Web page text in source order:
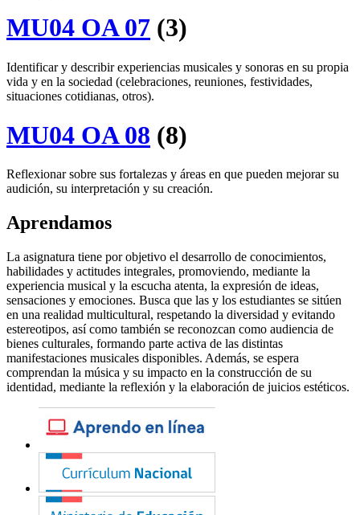
MU04 OA 07 (3)
Identificar y describir experiencias musicales y sonoras en su propia
vida y en la sociedad (celebraciones, reuniones, festividades,
situaciones cotidianas, otros).
MU04 OA 08 (8)
Reflexionar sobre sus fortalezas y áreas en que pueden mejorar su
audición, su interpretación y su creación.
Aprendamos
La asignatura tiene por objetivo el desarrollo de conocimientos,
habilidades y actitudes integrales, promoviendo, mediante la
experiencia musical y la escucha atenta, la expresión de ideas,
sensaciones y emociones. Busca que las y los estudiantes se sitúen
en una realidad multicultural, respetando la diversidad y evitando
estereotipos, así como también se reconozcan como audiencia de
bienes culturales, formando parte activa de las distintas
manifestaciones musicales disponibles. Además, se espera
comprendan la música y su impacto en la construcción de su
identidad, mediante la reflexión y la elaboración de juicios estéticos.